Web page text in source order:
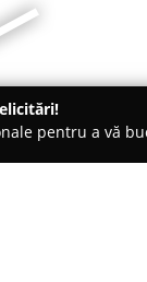
pentru a vă